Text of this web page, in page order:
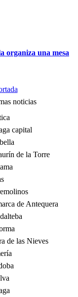
organiza una mesa
noticias
capital
de la Torre
de Antequera
de las Nieves